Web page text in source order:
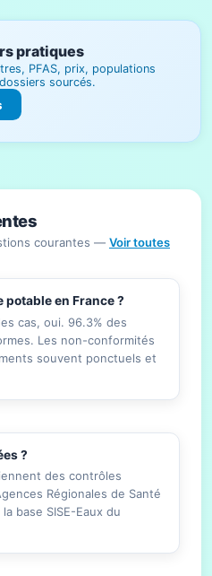
pratiques
PFAS, prix, populations
sourcés.
courantes — Voir toutes
en France ?
cas, oui. 96.3% des
Les non-conformités
souvent ponctuels et
?
des contrôles
Régionales de Santé
base SISE-Eaux du